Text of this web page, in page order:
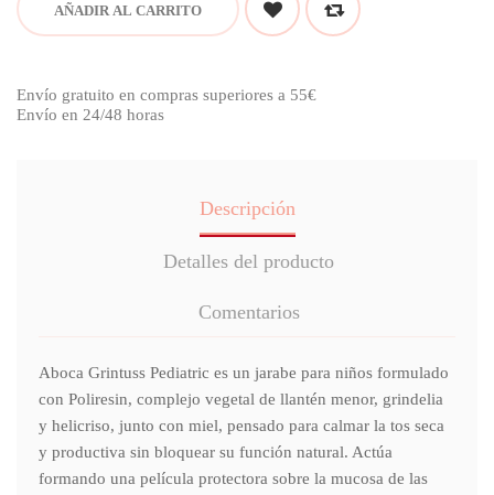
AÑADIR AL CARRITO
Envío gratuito en compras superiores a 55€
Envío en 24/48 horas
Descripción
Detalles del producto
Comentarios
Aboca Grintuss Pediatric es un jarabe para niños formulado
con Poliresin, complejo vegetal de llantén menor, grindelia
y helicriso, junto con miel, pensado para calmar la tos seca
y productiva sin bloquear su función natural. Actúa
formando una película protectora sobre la mucosa de las